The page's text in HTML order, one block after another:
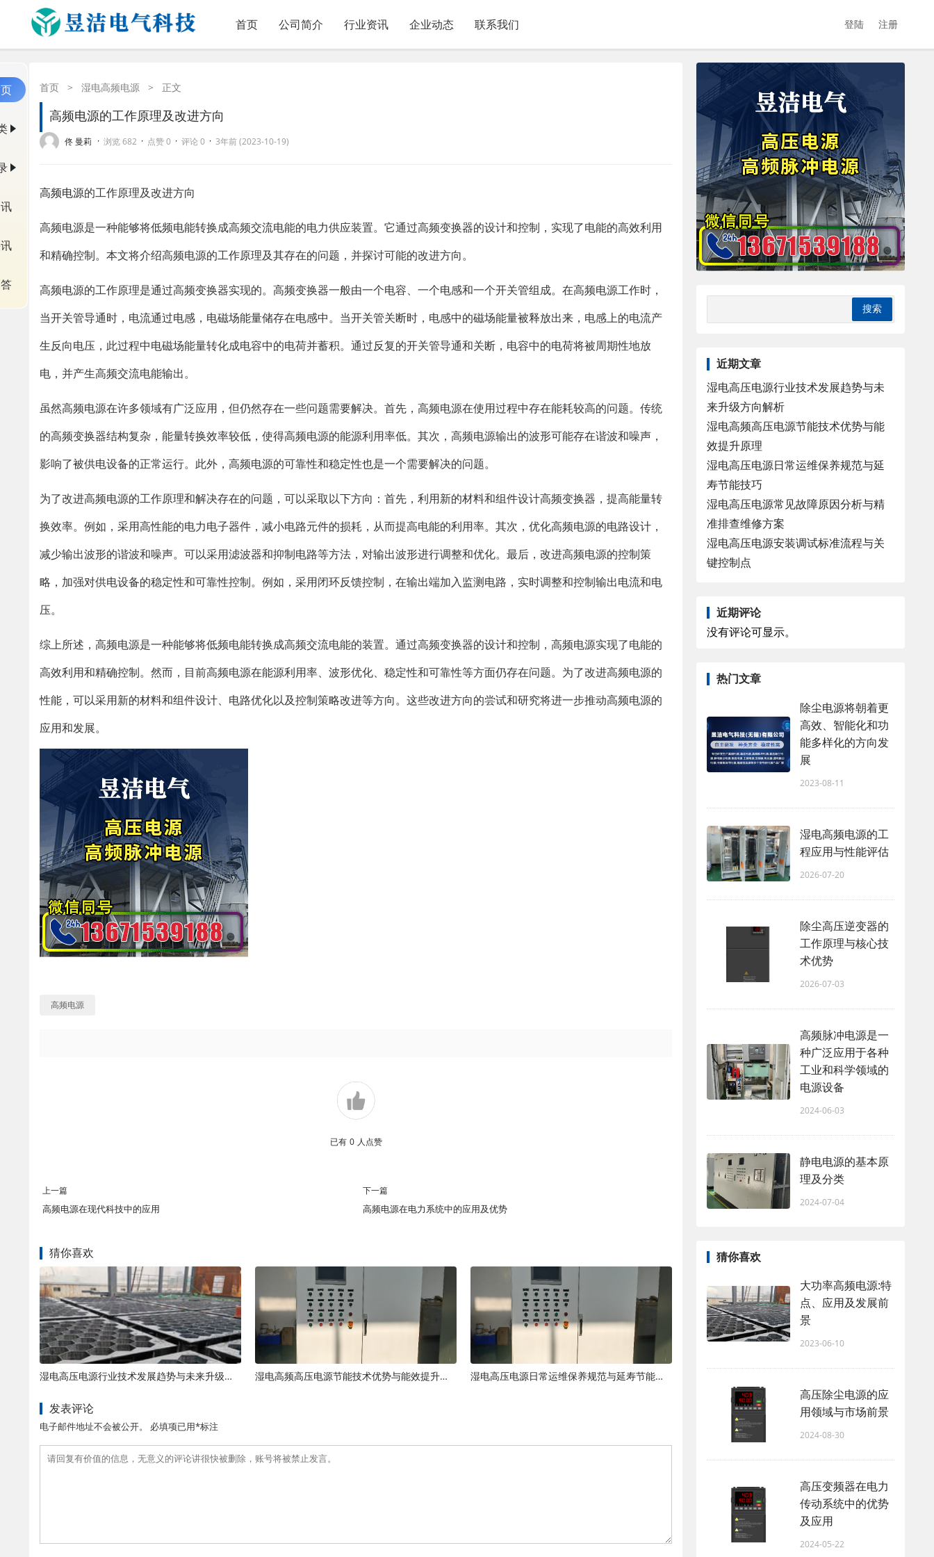
首页 公司简介 行业资讯 企业动态 联系我们 登陆 注册
首页 > 湿电高频电源 > 正文
高频电源的工作原理及改进方向
佟 曼莉 · 浏览 682 · 点赞 0 · 评论 0 · 3年前 (2023-10-19)
高频电源的工作原理及改进方向
高频电源是一种能够将低频电能转换成高频交流电能的电力供应装置。它通过高频变换器的设计和控制，实现了电能的高效利用
和精确控制。本文将介绍高频电源的工作原理及其存在的问题，并探讨可能的改进方向。
高频电源的工作原理是通过高频变换器实现的。高频变换器一般由一个电容、一个电感和一个开关管组成。在高频电源工作时，
当开关管导通时，电流通过电感，电磁场能量储存在电感中。当开关管关断时，电感中的磁场能量被释放出来，电感上的电流产
生反向电压，此过程中电磁场能量转化成电容中的电荷并蓄积。通过反复的开关管导通和关断，电容中的电荷将被周期性地放
电，并产生高频交流电能输出。
虽然高频电源在许多领域有广泛应用，但仍然存在一些问题需要解决。首先，高频电源在使用过程中存在能耗较高的问题。传统
的高频变换器结构复杂，能量转换效率较低，使得高频电源的能源利用率低。其次，高频电源输出的波形可能存在谐波和噪声，
影响了被供电设备的正常运行。此外，高频电源的可靠性和稳定性也是一个需要解决的问题。
为了改进高频电源的工作原理和解决存在的问题，可以采取以下方向：首先，利用新的材料和组件设计高频变换器，提高能量转
换效率。例如，采用高性能的电力电子器件，减小电路元件的损耗，从而提高电能的利用率。其次，优化高频电源的电路设计，
减少输出波形的谐波和噪声。可以采用滤波器和抑制电路等方法，对输出波形进行调整和优化。最后，改进高频电源的控制策
略，加强对供电设备的稳定性和可靠性控制。例如，采用闭环反馈控制，在输出端加入监测电路，实时调整和控制输出电流和电
压。
综上所述，高频电源是一种能够将低频电能转换成高频交流电能的装置。通过高频变换器的设计和控制，高频电源实现了电能的
高效利用和精确控制。然而，目前高频电源在能源利用率、波形优化、稳定性和可靠性等方面仍存在问题。为了改进高频电源的
性能，可以采用新的材料和组件设计、电路优化以及控制策略改进等方向。这些改进方向的尝试和研究将进一步推动高频电源的
应用和发展。
高频电源
已有 0 人点赞
上一篇
高频电源在现代科技中的应用
下一篇
高频电源在电力系统中的应用及优势
猜你喜欢
湿电高压电源行业技术发展趋势与未来升级方向解析 湿电高频高压电源节能技术优势与能效提升原理 湿电高压电源日常运维保养规范与延寿节能技巧
发表评论
电子邮件地址不会被公开。 必填项已用*标注
近期文章
湿电高压电源行业技术发展趋势与未
来升级方向解析
湿电高频高压电源节能技术优势与能
效提升原理
湿电高压电源日常运维保养规范与延
寿节能技巧
湿电高压电源常见故障原因分析与精
准排查维修方案
湿电高压电源安装调试标准流程与关
键控制点
近期评论
没有评论可显示。
热门文章
除尘电源将朝着更
高效、智能化和功
能多样化的方向发
展
2023-08-11
湿电高频电源的工
程应用与性能评估
2026-07-20
除尘高压逆变器的
工作原理与核心技
术优势
2026-07-03
高频脉冲电源是一
种广泛应用于各种
工业和科学领域的
电源设备
2024-06-03
静电电源的基本原
理及分类
2024-07-04
猜你喜欢
大功率高频电源:特
点、应用及发展前
景
2023-06-10
高压除尘电源的应
用领域与市场前景
2024-08-30
高压变频器在电力
传动系统中的优势
及应用
2024-05-22